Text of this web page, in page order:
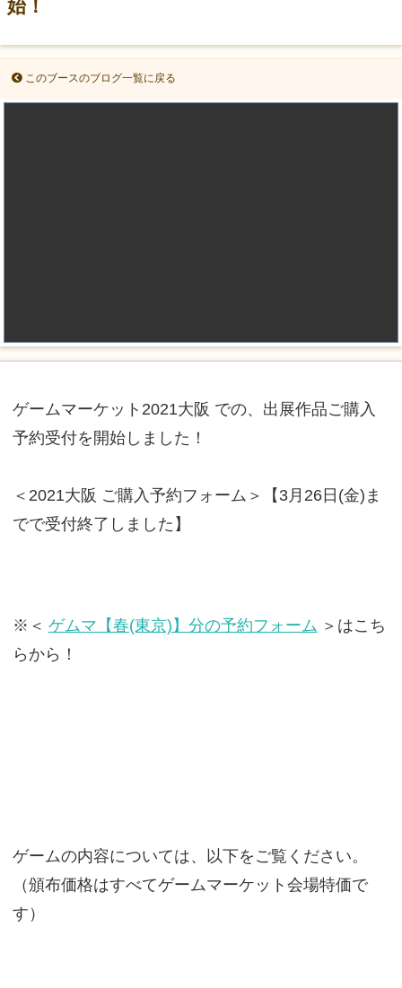
始！
このブースのブログ一覧に戻る
ゲームマーケット2021大阪 での、出展作品ご購入
予約受付を開始しました！
＜2021大阪 ご購入予約フォーム＞【3月26日(金)ま
でで受付終了しました】
※＜ ゲムマ【春(東京)】分の予約フォーム ＞はこち
らから！
ゲームの内容については、以下をご覧ください。
（頒布価格はすべてゲームマーケット会場特価で
す）